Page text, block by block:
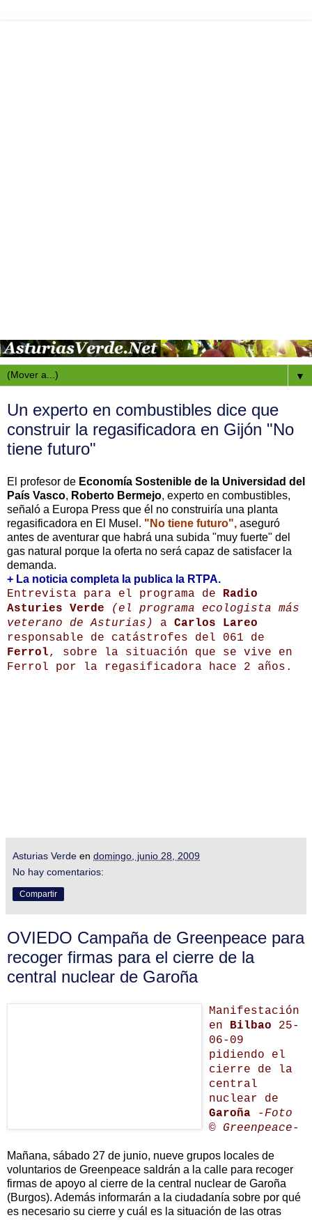
▼
Un experto en combustibles dice que
construir la regasificadora en Gijón "No
tiene futuro"
El profesor de Economía Sostenible de la Universidad del
País Vasco, Roberto Bermejo, experto en combustibles,
señaló a Europa Press que él no construiría una planta
regasificadora en El Musel. "No tiene futuro", aseguró
antes de aventurar que habrá una subida "muy fuerte" del
gas natural porque la oferta no será capaz de satisfacer la
demanda.
+ La noticia completa la publica la RTPA.
Entrevista para el programa de Radio
Asturies Verde
(el programa ecologista más
veterano de Asturias)
a Carlos Lareo
responsable de catástrofes del 061 de
Ferrol, sobre la situación que se vive en
Ferrol por la regasificadora hace 2 años.
Asturias Verde en domingo, junio 28, 2009
No hay comentarios:
Compartir
OVIEDO Campaña de Greenpeace para
recoger firmas para el cierre de la
central nuclear de Garoña
Manifestación
en Bilbao 25-
06-09
pidiendo el
cierre de la
central
nuclear de
Garoña
-Foto
© Greenpeace-
Mañana, sábado 27 de junio, nueve grupos locales de
voluntarios de Greenpeace saldrán a la calle para recoger
firmas de apoyo al cierre de la central nuclear de Garoña
(Burgos). Además informarán a la ciudadanía sobre por qué
es necesario su cierre y cuál es la situación de las otras